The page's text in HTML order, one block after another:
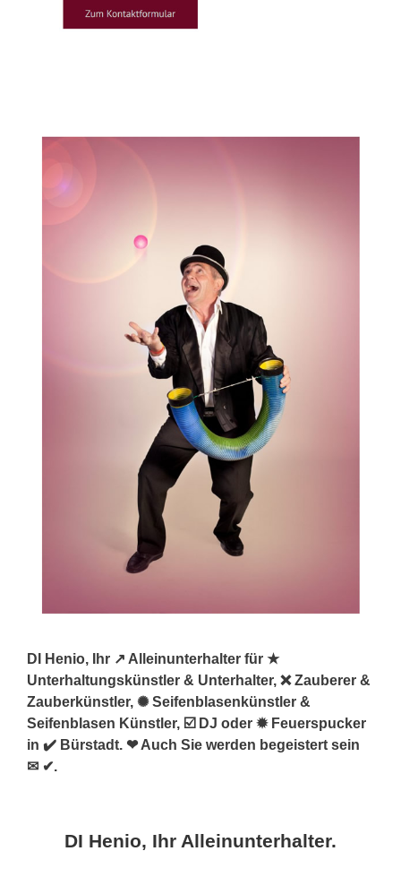
DI Henio, Ihr ↗️ Alleinunterhalter für ★
Unterhaltungskünstler & Unterhalter, ❌ Zauberer &
Zauberkünstler, ✺ Seifenblasenkünstler &
Seifenblasen Künstler, ☑️ DJ oder ✹ Feuerspucker
in ✔️ Bürstadt. ❤ Auch Sie werden begeistert sein
✉ ✔.
DI Henio, Ihr Alleinunterhalter.